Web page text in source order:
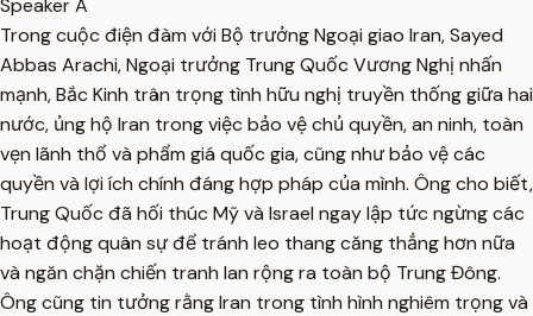
Speaker A
Trong cuộc điện đàm với Bộ trưởng Ngoại giao Iran, Sayed
Abbas Arachi, Ngoại trưởng Trung Quốc Vương Nghị nhấn
mạnh, Bắc Kinh trân trọng tình hữu nghị truyền thống giữa hai
nước, ủng hộ Iran trong việc bảo vệ chủ quyền, an ninh, toàn
vẹn lãnh thổ và phẩm giá quốc gia, cũng như bảo vệ các
quyền và lợi ích chính đáng hợp pháp của mình. Ông cho biết,
Trung Quốc đã hối thúc Mỹ và Israel ngay lập tức ngừng các
hoạt động quân sự để tránh leo thang căng thẳng hơn nữa
và ngăn chặn chiến tranh lan rộng ra toàn bộ Trung Đông.
Ông cũng tin tưởng rằng Iran trong tình hình nghiêm trọng và